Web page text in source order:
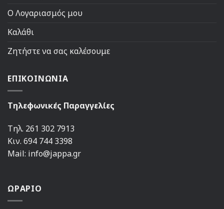
Ο Λογαριασμός μου
Καλάθι
Ζητήστε να σας καλέσουμε
ΕΠΙΚΟΙΝΩΝΙΑ
Τηλεφωνικές Παραγγελίες
Τηλ. 261 302 7913
Κιν. 694 744 3398
Mail: info@jappa.gr
ΩΡΑΡΙΟ